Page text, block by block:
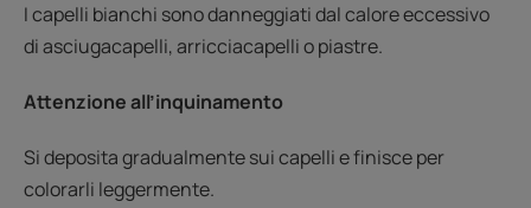
I capelli bianchi sono danneggiati dal calore eccessivo
di asciugacapelli, arricciacapelli o piastre.
Attenzione all’inquinamento
Si deposita gradualmente sui capelli e finisce per
colorarli leggermente.